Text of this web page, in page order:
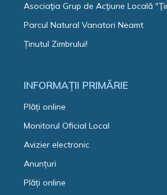
Asociaţia Grup de Acţiune Locală
Parcul Natural Vanatori Neamt
Ținutul Zimbrului!
INFORMAȚII PRIMĂRIE
Plăți online
Monitorul Oficial Local
Avizier electronic
Anunțuri
Plăți online